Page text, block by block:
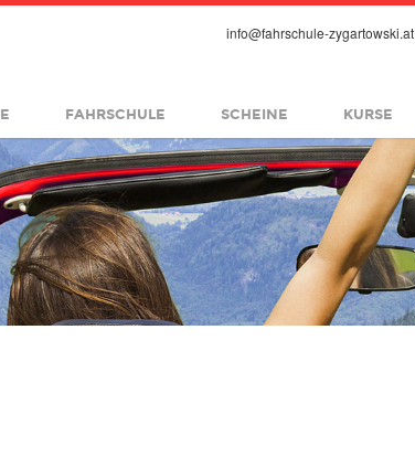
info@fahrschule-zygartowski.at
FAHRSCHULE SCHEINE KURSE